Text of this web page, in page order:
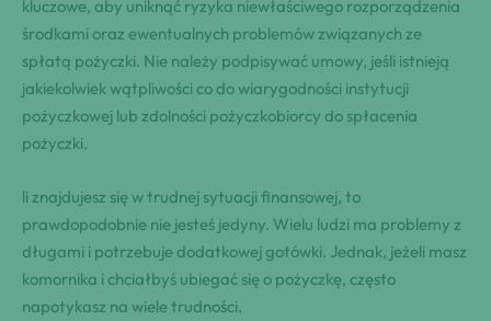
kluczowe, aby ⁢uniknąć ryzyka niewłaściwego rozporządzenia
środkami oraz ewentualnych problemów ⁤związanych ze
spłatą pożyczki. Nie należy podpisywać umowy, jeśli istnieją
jakiekolwiek wątpliwości ‌co do⁤ wiarygodności⁤ instytucji
pożyczkowej lub zdolności​ pożyczkobiorcy do spłacenia
pożyczki.
li znajdujesz się‍ ⁤w trudnej⁢ sytuacji⁢ finansowej, to
‍prawdopodobnie nie⁤ jesteś jedyny. Wielu ludzi ma problemy ⁢z⁢
długami i potrzebuje dodatkowej gotówki. ⁤Jednak, jeżeli masz
komornika ⁣i⁢ chciałbyś‌‍ ubiegać się o ‍pożyczkę, często
napotykasz na ⁣wiele‍ trudności.